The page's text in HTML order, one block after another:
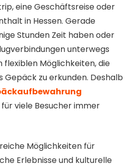
eine Geschäftsreise oder
in Hessen. Gerade
Stunden Zeit haben oder
unterwegs
flexiblen Möglichkeiten, die
Gepäck zu erkunden. Deshalb
für viele Besucher immer
Möglichkeiten für
Erlebnisse und kulturelle